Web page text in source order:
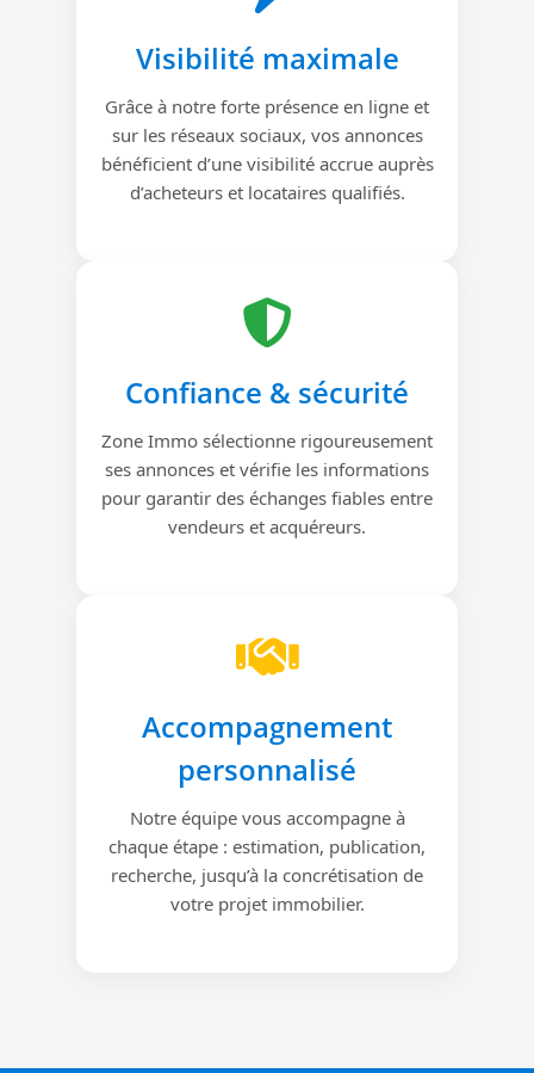
Visibilité maximale
Grâce à notre forte présence en ligne et
sur les réseaux sociaux, vos annonces
bénéficient d’une visibilité accrue auprès
d’acheteurs et locataires qualifiés.
Confiance & sécurité
Zone Immo sélectionne rigoureusement
ses annonces et vérifie les informations
pour garantir des échanges fiables entre
vendeurs et acquéreurs.
Accompagnement
personnalisé
Notre équipe vous accompagne à
chaque étape : estimation, publication,
recherche, jusqu’à la concrétisation de
votre projet immobilier.